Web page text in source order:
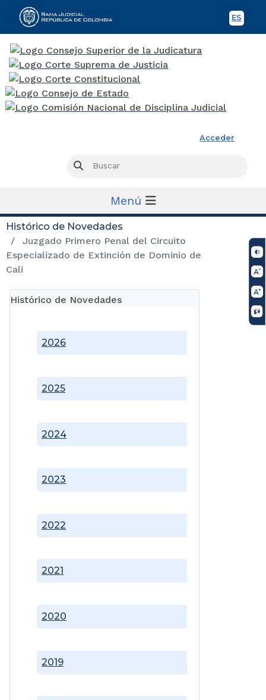
ES
Acceder
Buscar
Menú
Histórico de Novedades
Juzgado Primero Penal del Circuito
Especializado de Extinción de Dominio de
Cali
Histórico de Novedades
2019
2020
2021
2022
2023
2024
2025
2026